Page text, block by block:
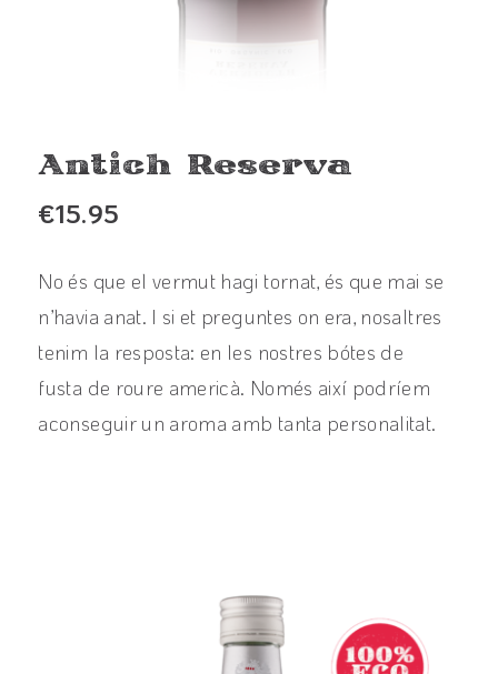
Antich Reserva
€15.95
No és que el vermut hagi tornat, és que mai se
n’havia anat. I si et preguntes on era, nosaltres
tenim la resposta: en les nostres bótes de
fusta de roure americà. Només així podríem
aconseguir un aroma amb tanta personalitat.